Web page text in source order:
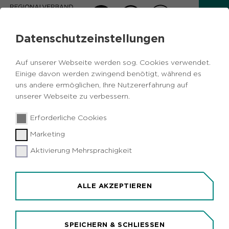
Datenschutzeinstellungen
Auf unserer Webseite werden sog. Cookies verwendet.
Einige davon werden zwingend benötigt, während es
uns andere ermöglichen, Ihre Nutzererfahrung auf
unserer Webseite zu verbessern.
Erforderliche Cookies
Marketing
Aktivierung Mehrsprachigkeit
ALLE AKZEPTIEREN
SPEICHERN & SCHLIESSEN
AKTUELLES
Zurück
Urbane Künste Ruhr hat Stipendiaten
für neues Residenzprogramm
ausgewählt
Urbane Künste Ruhr" erhalten zehn internationale